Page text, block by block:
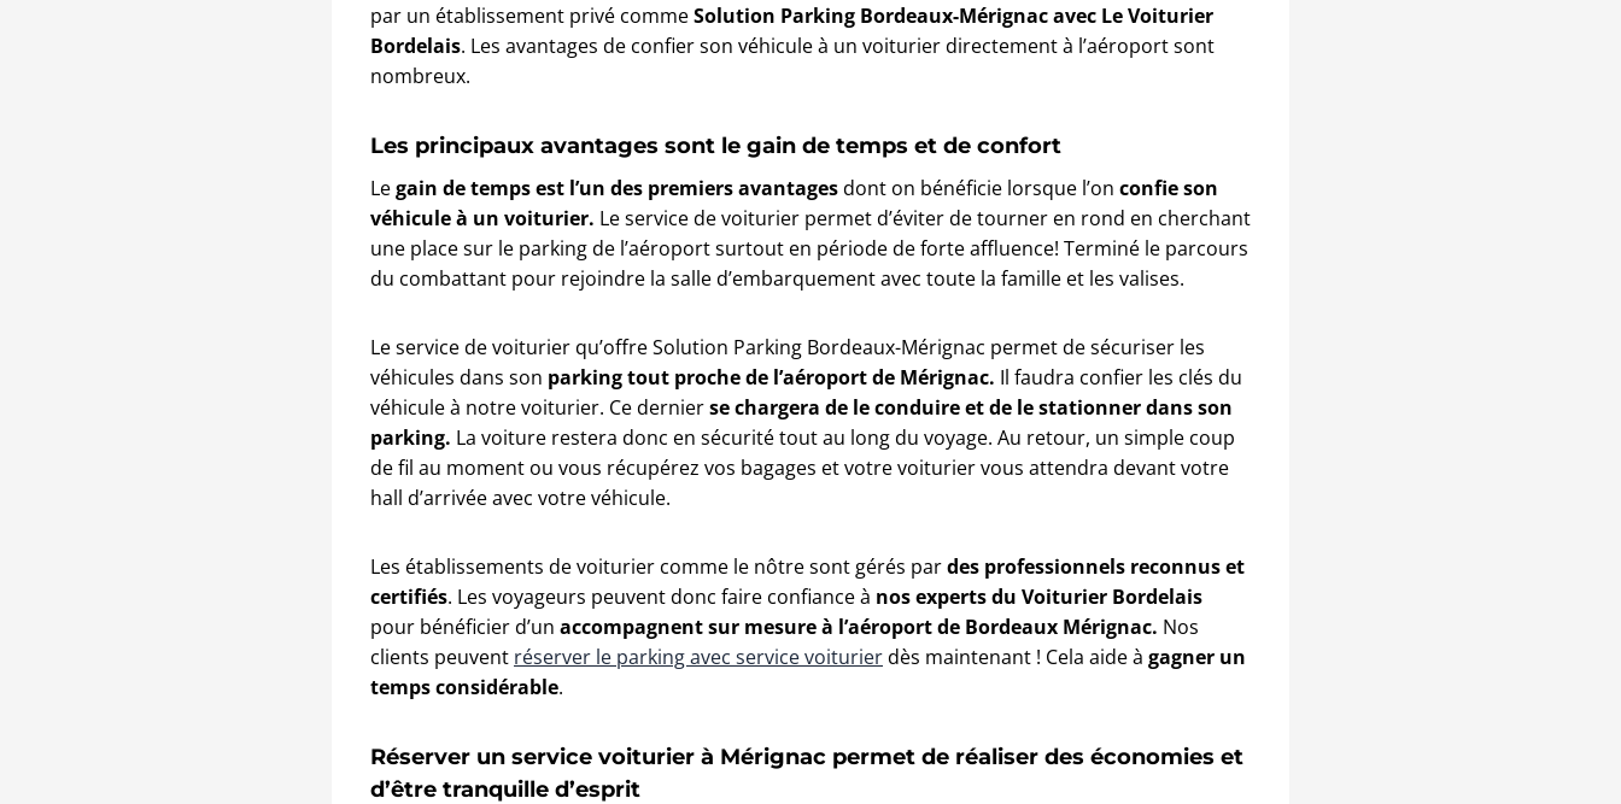
par un établissement privé commeSolution Parking Bordeaux-Mérignac avec Le Voiturier
Bordelais. Les avantages de confier son véhicule à un voiturier directement à l’aéroport sont
nombreux.
Les principaux avantages sont le gain de temps et de confort
Legain de temps est l’un des premiers avantagesdont on bénéficie lorsque l’on confie son
véhicule à un voiturier. Le service de voiturier permet d’éviter de tourner en rond en cherchant
une place sur le parking de l’aéroport surtout en période de forte affluence! Terminé le parcours
du combattant pour rejoindre la salle d’embarquement avec toute la famille et les valises.
Le service de voiturier qu’offre Solution Parking Bordeaux-Mérignac permet de sécuriser les
véhicules dans son parking tout proche de l’aéroport de Mérignac. Il faudra confier les clés du
véhicule à notrevoiturier. Ce dernierse chargera de le conduire et de le stationner dans son
parking. La voiture restera donc en sécurité tout au long du voyage. Au retour, un simple coup
de fil au moment ou vous récupérez vos bagages et votre voiturier vous attendra devant votre
hall d’arrivée avec votre véhicule.
Les établissements de voiturier comme le nôtre sont gérés pardes professionnels reconnus et
certifiés. Les voyageurs peuvent donc faire confiance à nos experts du Voiturier Bordelais
pour bénéficier d’un accompagnent sur mesure à l’aéroport de Bordeaux Mérignac. Nos
clients peuvent réserver le parking avec service voiturierdès maintenant ! Cela aide à gagner un
temps considérable.
Réserver un service voiturier à Mérignac permet de réaliser des économies et
d’être tranquille d’esprit